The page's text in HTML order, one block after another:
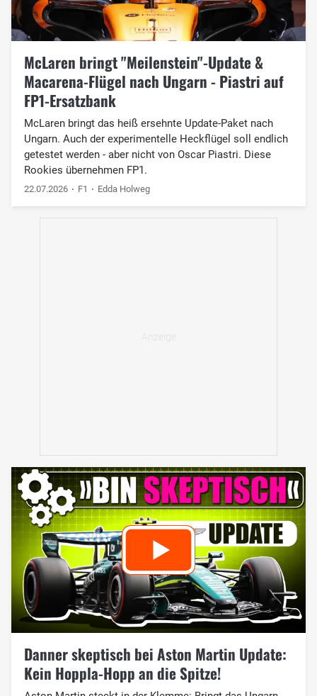
McLaren bringt "Meilenstein"-Update &
Macarena-Flügel nach Ungarn - Piastri auf
FP1-Ersatzbank
McLaren bringt das heiß ersehnte Update-Paket nach
Ungarn. Auch der experimentelle Heckflügel soll endlich
getestet werden - aber nicht von Oscar Piastri. Diese
Rookies übernehmen FP1.
22.07.2026 F1 Edda Holweg
Danner skeptisch bei Aston Martin Update:
Kein Hoppla-Hopp an die Spitze!